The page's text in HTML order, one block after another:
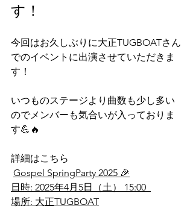
す！
今回はお久しぶりに大正TUGBOATさん
でのイベントに出演させていただきま
す！
いつものステージより曲数も少し多い
のでメンバーも気合いが入っておりま
す💪🔥
詳細はこちら
Gospel SpringParty 2025 🎉
日時: 2025年4月5日（土） 15:00
場所: 大正TUGBOAT